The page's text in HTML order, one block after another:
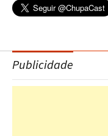
Publicidade